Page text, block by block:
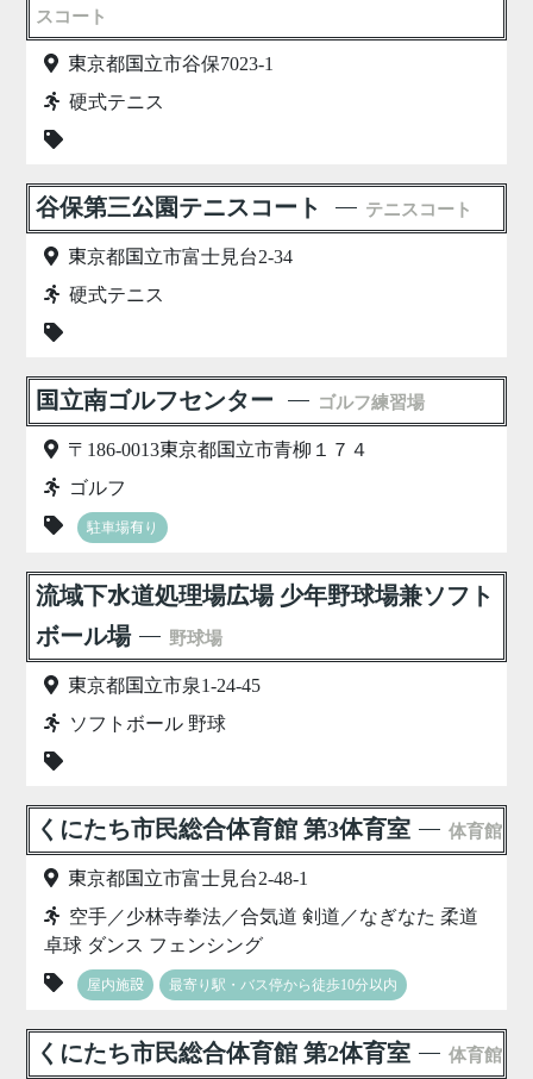
スコート
東京都国立市谷保7023-1
硬式テニス
谷保第三公園テニスコート テニスコート
東京都国立市富士見台2-34
硬式テニス
国立南ゴルフセンター ゴルフ練習場
〒186-0013東京都国立市青柳１７４
ゴルフ
駐車場有り
流域下水道処理場広場 少年野球場兼ソフト
ボール場
野球場
東京都国立市泉1-24-45
ソフトボール 野球
くにたち市民総合体育館 第3体育室 体育館
東京都国立市富士見台2-48-1
空手／少林寺拳法／合気道 剣道／なぎなた 柔道
卓球 ダンス フェンシング
屋内施設 最寄り駅・バス停から徒歩10分以内
くにたち市民総合体育館 第2体育室 体育館